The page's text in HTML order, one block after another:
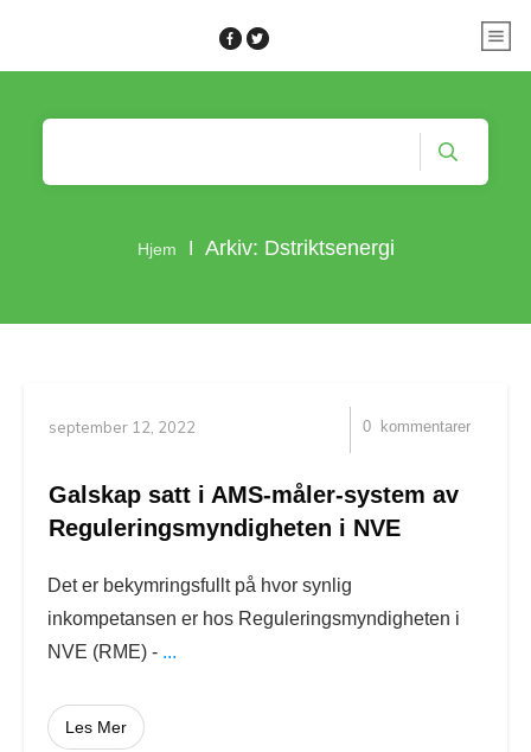
Hjem Arkiv: Dstriktsenergi
september 12, 2022 0 kommentarer
Galskap satt i AMS-måler-system av
Reguleringsmyndigheten i NVE
Det er bekymringsfullt på hvor synlig
inkompetansen er hos Reguleringsmyndigheten i
NVE (RME) - ...
Les Mer